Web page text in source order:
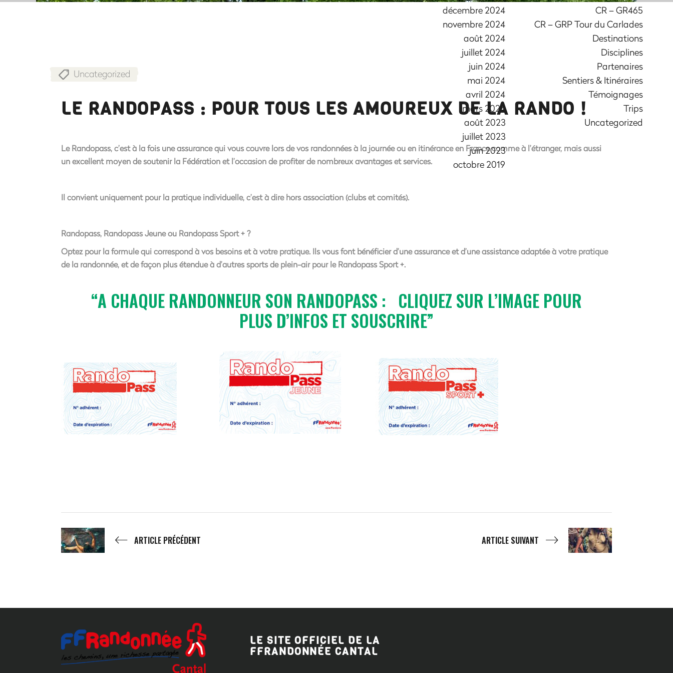
décembre 2024
novembre 2024
août 2024
juillet 2024
juin 2024
mai 2024
avril 2024
mars 2024
août 2023
juillet 2023
juin 2023
octobre 2019
CR – GR465
CR – GRP Tour du Carlades
Destinations
Disciplines
Partenaires
Sentiers & Itinéraires
Témoignages
Trips
Uncategorized
Uncategorized
LE RANDOPASS : POUR TOUS LES AMOUREUX DE LA RANDO !
LeRandopass, c’est à la fois une assurancequi vous couvre lors de vos randonnées à la journée ou en itinérance en France comme à l’étranger, mais aussi
un excellent moyen desoutenir la Fédérationet l’occasion de profiter denombreux avantages et services.
Il convient uniquement pour la pratique individuelle, c’est à direhors association (clubs et comités).
Randopass, Randopass Jeune ou Randopass Sport + ?
Optez pour la formule qui correspond à vos besoins et à votre pratique. Ils vous font bénéficier d’une assurance et d’une assistance adaptée à votre pratique
de la randonnée, et de façon plus étendue à d’autres sports de plein-air pour le Randopass Sport +.
A CHAQUE RANDONNEUR SON RANDOPASS : CLIQUEZ SUR L’IMAGE POUR
PLUS D’INFOS ET SOUSCRIRE
ARTICLE PRÉCÉDENT ARTICLE SUIVANT
LE SITE OFFICIEL DE LA
FFRANDONNÉE CANTAL